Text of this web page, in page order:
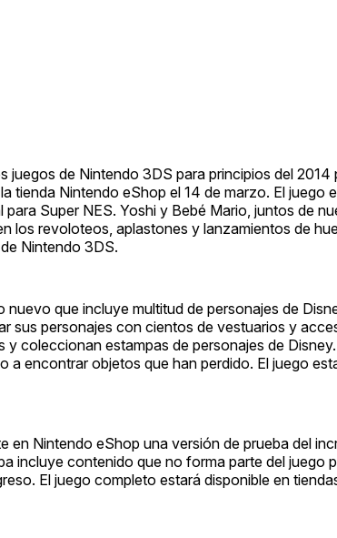
juegos de Nintendo 3DS para principios del
tienda Nintendo eShop el 14 de marzo. El
para Super NES. Yoshi y Bebé Mario, juntos de
los revoloteos, aplastones y lanzamientos de
Nintendo 3DS.
nuevo que incluye multitud de personajes de
sus personajes con cientos de vestuarios y
coleccionan estampas de personajes de
a encontrar objetos que han perdido. El juego
en Nintendo eShop una versión de prueba del
incluye contenido que no forma parte del juego
El juego completo estará disponible en